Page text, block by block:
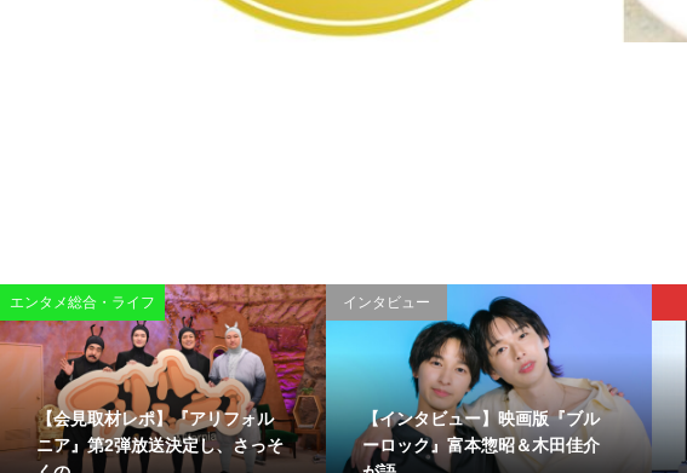
エンタメ総合・ライフ
【会見取材レポ】『アリフォル
ニア』第2弾放送決定し、さっそ
インタビュー
【インタビュー】映画版『ブル
ーロック』富本惣昭＆木田佳介